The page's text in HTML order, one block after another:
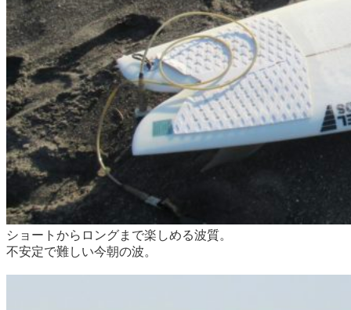
ショートからロングまで楽しめる波質。
不安定で難しい今朝の波。